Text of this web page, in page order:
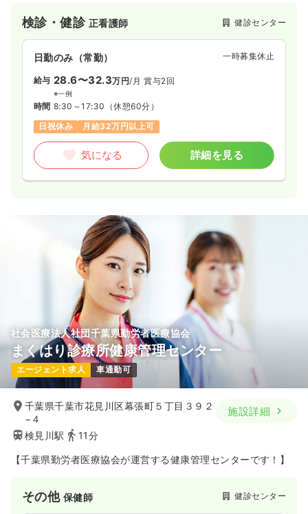
検診・健診 正看護師 健診センター
日勤のみ（常勤） 一時募集休止
給与 28.6〜32.3万円/月 賞与2回
※一例
時間 8:30～17:30 （休憩60分）
日祝休み
月給32万円以上可
気になる 詳細を見る
社会医療法人社団千葉県勤労者医療協会
まくはり診療所健康管理センター
エージェント求人 車通勤可
千葉県千葉市花見川区幕張町５丁目３９２
−４
検見川駅
11分
施設詳細
【千葉県勤労者医療協会が運営する健康管理センターです！】
その他 保健師 健診センター